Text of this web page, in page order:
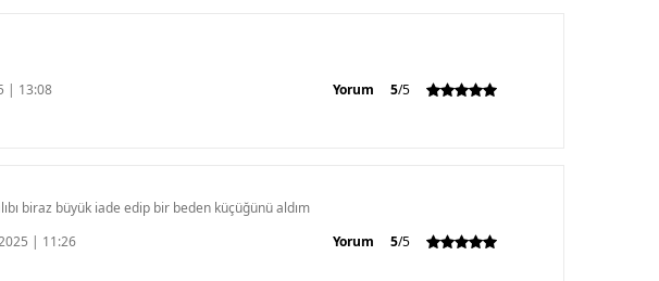
| 13:08 Yorum 5/5
biraz büyük iade edip bir beden küçüğünü aldım
| 11:26 Yorum 5/5